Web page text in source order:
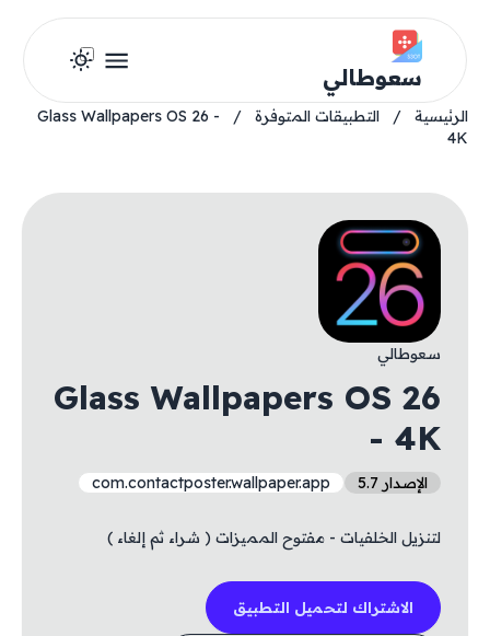
سعوطالي
الرئيسية / التطبيقات المتوفرة /
Glass Wallpapers OS 26 -
4K
سعوطالي
Glass Wallpapers OS 26
- 4K
الإصدار 5.7 com.contactposter.wallpaper.app
لتنزيل الخلفيات - مفتوح المميزات ( شراء ثم إلغاء )
الاشتراك لتحميل التطبيق